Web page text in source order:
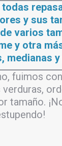
y sus
varios
y otra
medianas
fuimos
tamaño.